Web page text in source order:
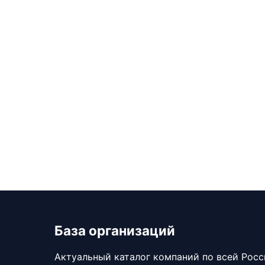
База организаций
Актуальный каталог компаний по всей